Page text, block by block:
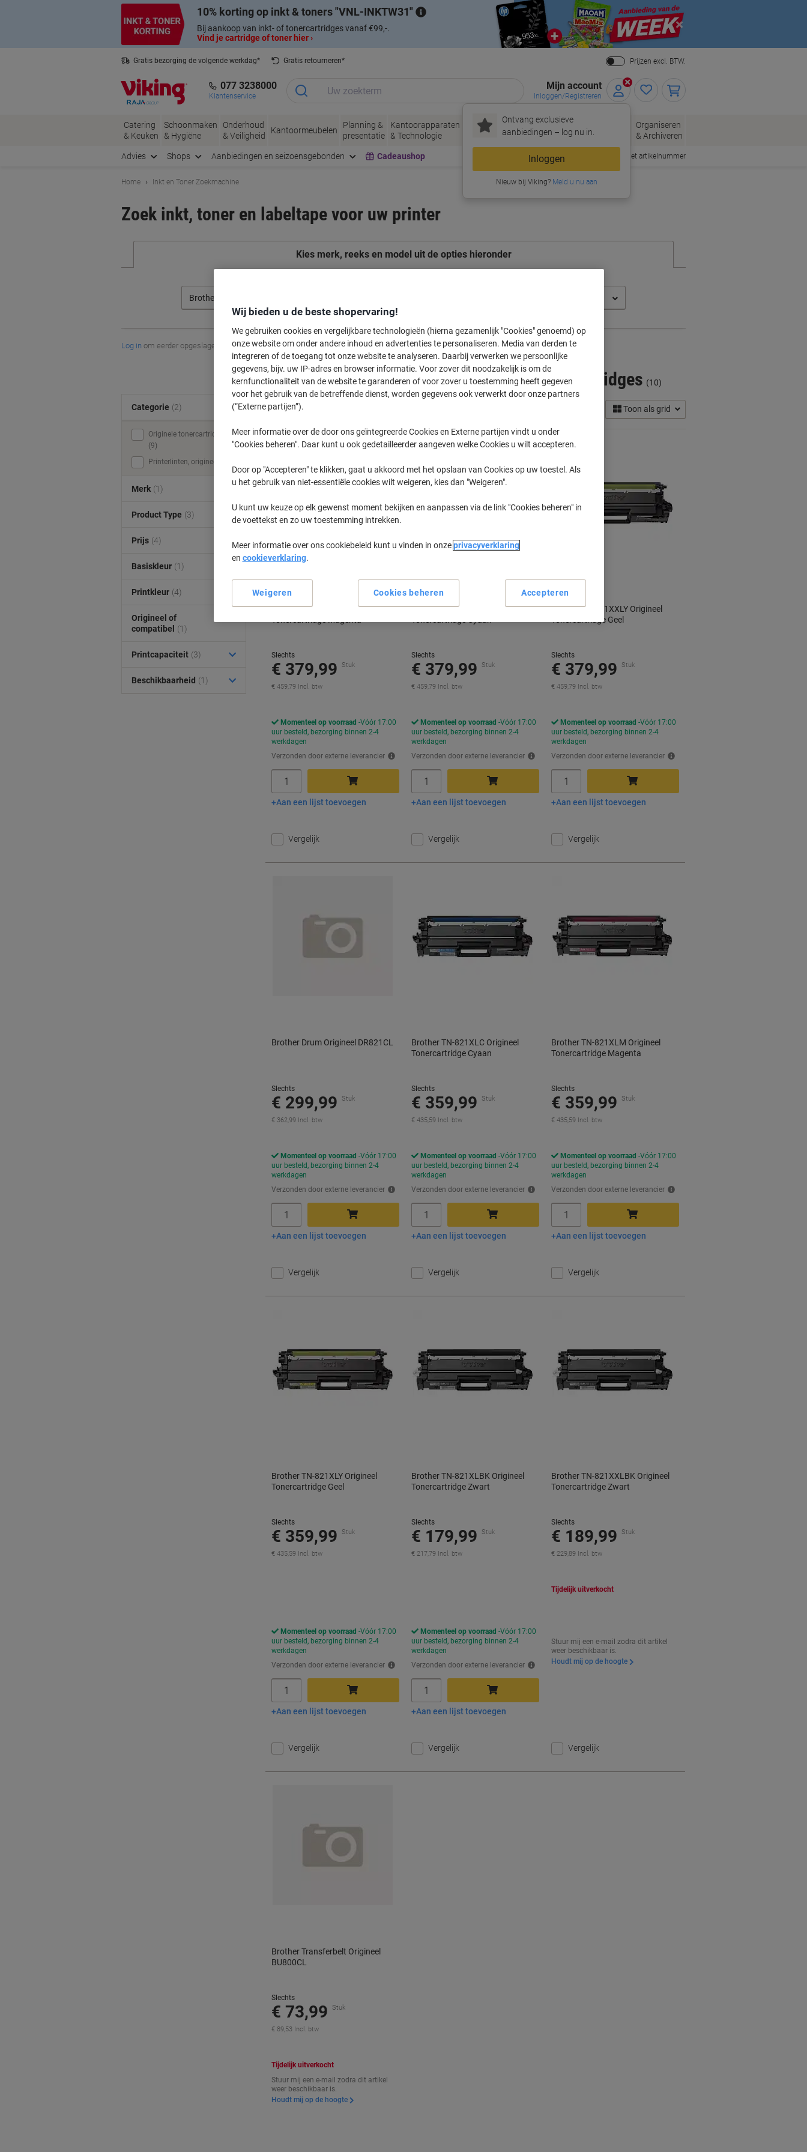
10% korting op inkt & toners VNL-INKTW31
Bij aankoop van inkt- of tonercartridges vanaf €99,-.
Vind je cartridge of toner hier ›
Close
Gratis bezorging de volgende werkdag*
Gratis retourneren*
Prijzen excl. BTW.
077 3238000
Klantenservice
Mijn account
Inloggen/Registreren
Ontvang exclusieve
aanbiedingen – log nu in.
Inloggen
Nieuw bij Viking?Meld u nu aan
Catering
& Keuken
Schoonmaken
& Hygiëne
Onderhoud
& Veiligheid
Kantoormeubelen
Planning &
presentatie
Kantoorapparaten
& Technologie
Inkt &
Toner
Papier, Enveloppen
& Verpakken
Kantoorartikelen
Organiseren
& Archiveren
Advies Shops Aanbiedingen en seizoensgebonden Cadeaushop Snel bestellen met artikelnummer
Home Inkt en Toner Zoekmachine
Zoek inkt, toner en labeltape voor uw printer
Kies merk, reeks en model uit de opties hieronder
Brother
Log in om eerder opgeslagen printers en/of eerder gekochte cartridges te tonen
Brother MFC-L 9670 CDNTT Printer Toner Cartridges (10)
Sorteer op: Toon als grid
Brother TN-821XXLM Origineel
Slechts
€ 379,99 Stuk
€ 459,79 Incl. btw
Momenteel op voorraad Vóór 17:00
uur besteld, bezorging binnen 2-4
werkdagen
Verzonden door externe leverancier
In winkelwagen
Aan een lijst toevoegen
Vergelijk
Brother TN-821XXLC Origineel
Slechts
€ 379,99 Stuk
€ 459,79 Incl. btw
Momenteel op voorraad Vóór 17:00
uur besteld, bezorging binnen 2-4
werkdagen
Verzonden door externe leverancier
In winkelwagen
Aan een lijst toevoegen
Vergelijk
Brother TN-821XXLY Origineel
Tonercartridge Geel
Slechts
€ 379,99 Stuk
€ 459,79 Incl. btw
Momenteel op voorraad Vóór 17:00
uur besteld, bezorging binnen 2-4
werkdagen
Verzonden door externe leverancier
In winkelwagen
Aan een lijst toevoegen
Vergelijk
Brother Drum Origineel DR821CL
Slechts
€ 299,99 Stuk
€ 362,99 Incl. btw
Momenteel op voorraad Vóór 17:00
uur besteld, bezorging binnen 2-4
werkdagen
Verzonden door externe leverancier
In winkelwagen
Aan een lijst toevoegen
Vergelijk
Brother TN-821XLC Origineel
Tonercartridge Cyaan
Slechts
€ 359,99 Stuk
€ 435,59 Incl. btw
Momenteel op voorraad Vóór 17:00
uur besteld, bezorging binnen 2-4
werkdagen
Verzonden door externe leverancier
In winkelwagen
Aan een lijst toevoegen
Vergelijk
Brother TN-821XLM Origineel
Tonercartridge Magenta
Slechts
€ 359,99 Stuk
€ 435,59 Incl. btw
Momenteel op voorraad Vóór 17:00
uur besteld, bezorging binnen 2-4
werkdagen
Verzonden door externe leverancier
In winkelwagen
Aan een lijst toevoegen
Vergelijk
Brother TN-821XLY Origineel
Tonercartridge Geel
Slechts
€ 359,99 Stuk
€ 435,59 Incl. btw
Momenteel op voorraad Vóór 17:00
uur besteld, bezorging binnen 2-4
werkdagen
Verzonden door externe leverancier
In winkelwagen
Aan een lijst toevoegen
Vergelijk
Brother TN-821XLBK Origineel
Tonercartridge Zwart
Slechts
€ 179,99 Stuk
€ 217,79 Incl. btw
Momenteel op voorraad Vóór 17:00
uur besteld, bezorging binnen 2-4
werkdagen
Verzonden door externe leverancier
In winkelwagen
Aan een lijst toevoegen
Vergelijk
Brother TN-821XXLBK Origineel
Tonercartridge Zwart
Slechts
€ 189,99 Stuk
€ 229,89 Incl. btw
Tijdelijk uitverkocht
Stuur mij een e-mail zodra dit artikel
weer beschikbaar is.
Houdt mij op de hoogte
Vergelijk
Brother Transferbelt Origineel
BU800CL
Slechts
€ 73,99 Stuk
€ 89,53 Incl. btw
Tijdelijk uitverkocht
Stuur mij een e-mail zodra dit artikel
weer beschikbaar is.
Houdt mij op de hoogte
Categorie (2)
Originele tonercartridges
(9)
Printerlinten, origineel (1)
Merk (1)
Product Type (3)
Prijs (4)
Basiskleur (1)
Printkleur (4)
Origineel of
compatibel
(1)
Printcapaciteit (3)
Beschikbaarheid (1)
Wij bieden u de beste shopervaring!
We gebruiken cookies en vergelijkbare technologieën (hierna gezamenlijk "Cookies" genoemd) op
onze website om onder andere inhoud en advertenties te personaliseren. Media van derden te
integreren of de toegang tot onze website te analyseren. Daarbij verwerken we persoonlijke
gegevens, bijv. uw IP-adres en browser informatie. Voor zover dit noodzakelijk is om de
kernfunctionaliteit van de website te garanderen of voor zover u toestemming heeft gegeven
voor het gebruik van de betreffende dienst, worden gegevens ook verwerkt door onze partners
(“Externe partijen”).
Meer informatie over de door ons geïntegreerde Cookies en Externe partijen vindt u onder
"Cookies beheren". Daar kunt u ook gedetailleerder aangeven welke Cookies u wilt accepteren.
Door op "Accepteren" te klikken, gaat u akkoord met het opslaan van Cookies op uw toestel. Als
u het gebruik van niet-essentiële cookies wilt weigeren, kies dan "Weigeren".
U kunt uw keuze op elk gewenst moment bekijken en aanpassen via de link "Cookies beheren" in
de voettekst en zo uw toestemming intrekken.
Meer informatie over ons cookiebeleid kunt u vinden in onzeprivacyverklaring
en cookieverklaring.
Cookies beheren
Weigeren Accepteren